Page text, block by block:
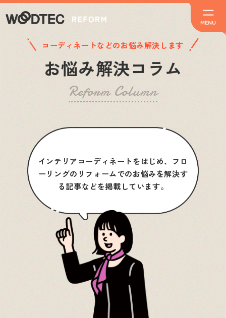
コーディネートなどのお悩み解決します
お悩み解決コラム
Reform Column
インテリアコーディネートをはじめ、フロ
ーリングのリフォームでのお悩みを解決す
る記事などを掲載しています。